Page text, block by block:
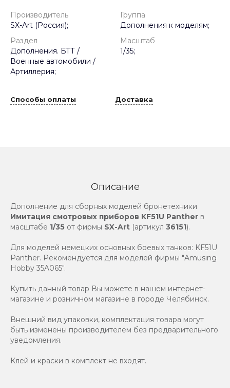
Производитель
SX-Art (Россия);
Группа
Дополнения к моделям;
Раздел
Дополнения. БТТ /
Военные автомобили /
Артиллерия;
Масштаб
1/35;
Способы оплаты Доставка
Описание
Дополнение для сборных моделей бронетехники
Имитация смотровых приборов KF51U Panther в
масштабе 1/35 от фирмы SX-Art (артикул 36151).
Для моделей немецких основных боевых танков: KF51U
Panther. Рекомендуется для моделей фирмы "Amusing
Hobby 35A065".
Купить данный товар Вы можете в нашем интернет-
магазине и розничном магазине в городе Челябинск.
Внешний вид упаковки, комплектация товара могут
быть изменены производителем без предварительного
уведомления.
Клей и краски в комплект не входят.